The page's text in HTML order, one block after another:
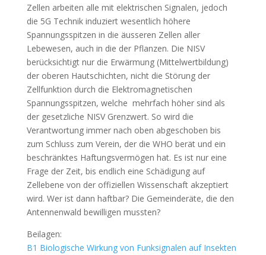
Zellen arbeiten alle mit elektrischen Signalen, jedoch
die 5G Technik induziert wesentlich höhere
Spannungsspitzen in die äusseren Zellen aller
Lebewesen, auch in die der Pflanzen. Die NISV
berücksichtigt nur die Erwärmung (Mittelwertbildung)
der oberen Hautschichten, nicht die Störung der
Zellfunktion durch die Elektromagnetischen
Spannungsspitzen, welche mehrfach höher sind als
der gesetzliche NISV Grenzwert. So wird die
Verantwortung immer nach oben abgeschoben bis
zum Schluss zum Verein, der die WHO berät und ein
beschränktes Haftungsvermögen hat. Es ist nur eine
Frage der Zeit, bis endlich eine Schädigung auf
Zellebene von der offiziellen Wissenschaft akzeptiert
wird. Wer ist dann haftbar? Die Gemeinderäte, die den
Antennenwald bewilligen mussten?
Beilagen:
B1 Biologische Wirkung von Funksignalen auf Insekten